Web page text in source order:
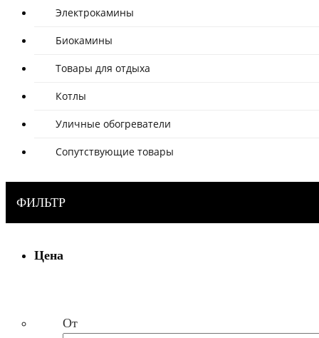
Электрокамины
Биокамины
Товары для отдыха
Котлы
Уличные обогреватели
Сопутствующие товары
ФИЛЬТР
Цена
От